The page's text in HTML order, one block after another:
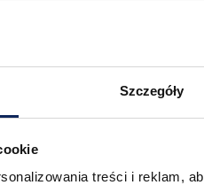
Szczegóły
treści i reklam,